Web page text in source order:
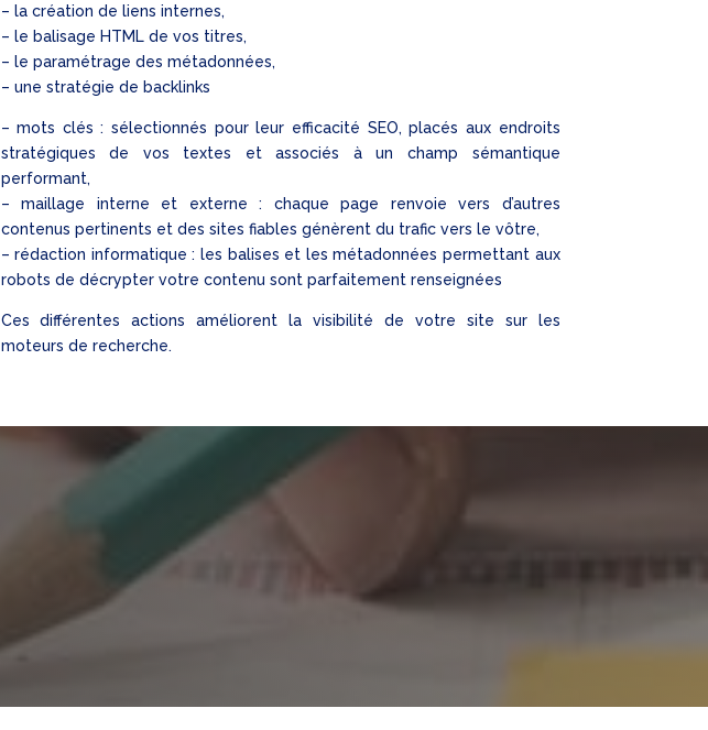
– la création de liens internes,
– le balisage HTML de vos titres,
– le paramétrage des métadonnées,
– une stratégie de backlinks
– mots clés : sélectionnés pour leur efficacité SEO, placés aux endroits
stratégiques de vos textes et associés à un champ sémantique
performant,
– maillage interne et externe : chaque page renvoie vers d’autres
contenus pertinents et des sites fiables génèrent du trafic vers le vôtre,
– rédaction informatique : les balises et les métadonnées permettant aux
robots de décrypter votre contenu sont parfaitement renseignées
Ces différentes actions améliorent la visibilité de votre site sur les
moteurs de recherche.